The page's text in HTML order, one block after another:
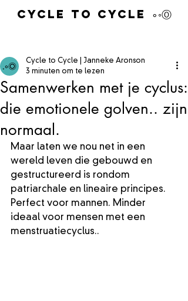
Cycle to Cycle ∘◦Ⓞ
Samenwerken met je cyclus:
die emotionele golven.. zijn
normaal.
Cycle to Cycle | Janneke Aronson
3 minuten om te lezen
Maar laten we nou net in een
wereld leven die gebouwd en
gestructureerd is rondom
patriarchale en lineaire principes.
Perfect voor mannen. Minder
ideaal voor mensen met een
menstruatiecyclus..